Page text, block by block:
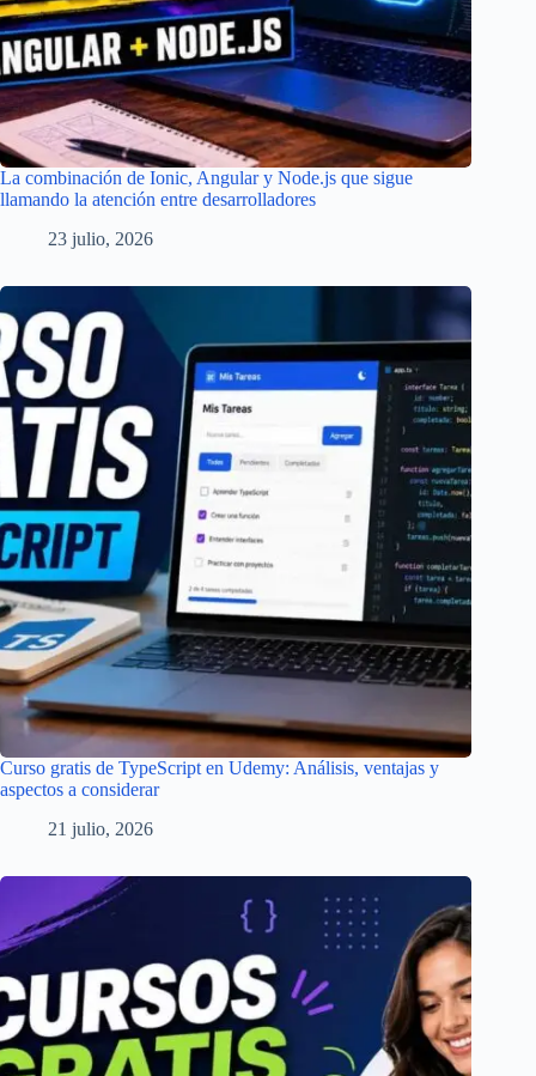
La combinación de Ionic, Angular y Node.js que sigue
llamando la atención entre desarrolladores
23 julio, 2026
Curso gratis de TypeScript en Udemy: Análisis, ventajas y
aspectos a considerar
21 julio, 2026